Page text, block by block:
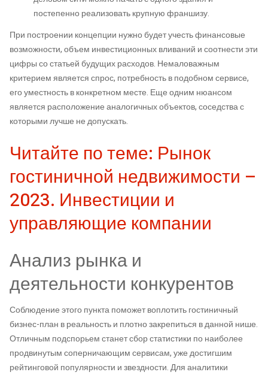
постепенно реализовать крупную франшизу.
При построении концепции нужно будет учесть финансовые
возможности, объем инвестиционных вливаний и соотнести эти
цифры со статьей будущих расходов. Немаловажным
критерием является спрос, потребность в подобном сервисе,
его уместность в конкретном месте. Еще одним нюансом
является расположение аналогичных объектов, соседства с
которыми лучше не допускать.
Читайте по теме: Рынок
гостиничной недвижимости –
2023. Инвестиции и
управляющие компании
Анализ рынка и
деятельности конкурентов
Соблюдение этого пункта поможет воплотить гостиничный
бизнес-план в реальность и плотно закрепиться в данной нише.
Отличным подспорьем станет сбор статистики по наиболее
продвинутым соперничающим сервисам, уже достигшим
рейтинговой популярности и звездности. Для аналитики